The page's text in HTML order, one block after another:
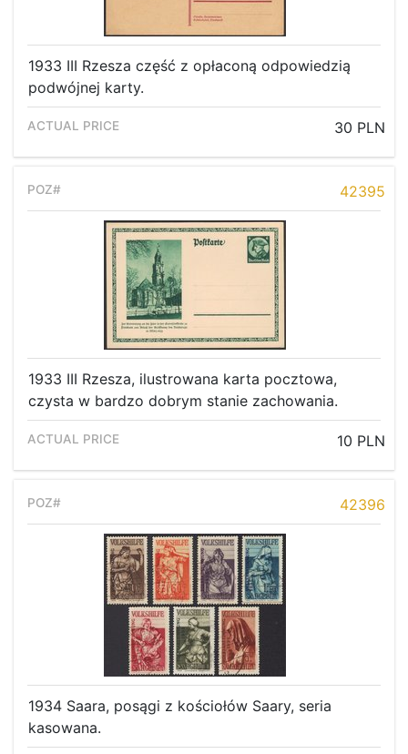
Home page
Current auction
Recent result
Archive
Regulation
Contact
1933 III Rzesza część z opłaconą odpowiedzią
podwójnej karty.
30 PLN
42395
1933 III Rzesza, ilustrowana karta pocztowa,
czysta w bardzo dobrym stanie zachowania.
10 PLN
42396
1934 Saara, posągi z kościołów Saary, seria
kasowana.